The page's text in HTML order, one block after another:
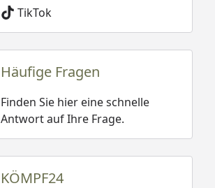
TikTok
Häufige Fragen
Finden Sie hier eine schnelle
Antwort auf Ihre Frage.
KÖMPF24